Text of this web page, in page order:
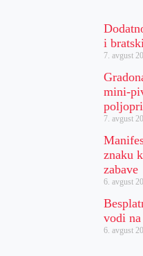
i
7. avgust
mini-
7. avgust
znaku
zabave
6. avgust
vodi
6. avgust